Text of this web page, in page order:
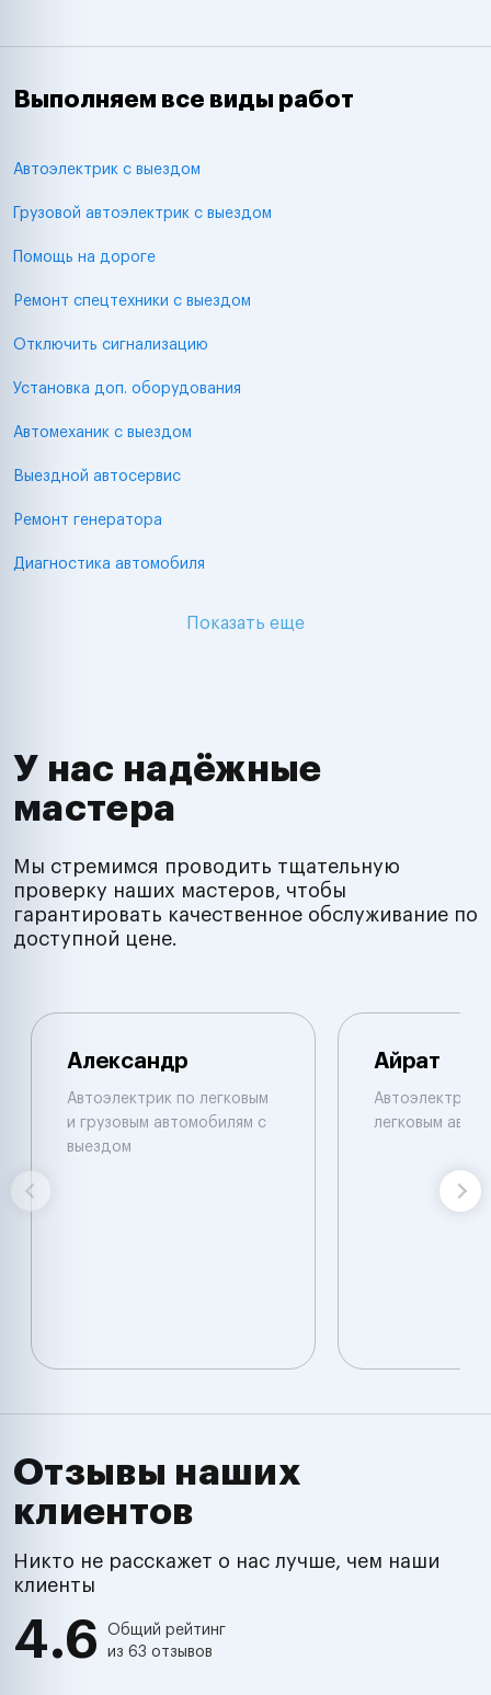
Выполняем все виды работ
Автоэлектрик с выездом
Грузовой автоэлектрик с выездом
Помощь на дороге
Ремонт спецтехники с выездом
Отключить сигнализацию
Установка доп. оборудования
Автомеханик с выездом
Выездной автосервис
Ремонт генератора
Диагностика автомобиля
Показать еще
У нас надёжные
мастера
Мы стремимся проводить тщательную
проверку наших мастеров, чтобы
гарантировать качественное обслуживание по
доступной цене.
Александр
Автоэлектрик по легковым
и грузовым автомобилям с
выездом
Айрат
Автоэлектрик
легковым
Отзывы наших
клиентов
Никто не расскажет о нас лучше, чем наши
клиенты
4.6
Общий рейтинг
из 63 отзывов